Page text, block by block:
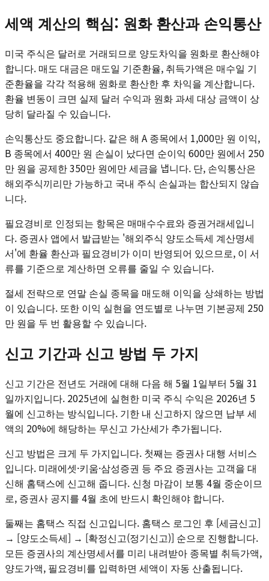
세액 계산의 핵심: 원화 환산과 손익통산
미국 주식은 달러로 거래되므로 양도차익을 원화로 환산해야
합니다. 매도 대금은 매도일 기준환율, 취득가액은 매수일 기
준환율을 각각 적용해 원화로 환산한 후 차익을 계산합니다.
환율 변동이 크면 실제 달러 수익과 원화 과세 대상 금액이 상
당히 달라질 수 있습니다.
손익통산도 중요합니다. 같은 해 A 종목에서 1,000만 원 이익,
B 종목에서 400만 원 손실이 났다면 순이익 600만 원에서 250
만 원을 공제한 350만 원에만 세금을 냅니다. 단, 손익통산은
해외주식끼리만 가능하고 국내 주식 손실과는 합산되지 않습
니다.
필요경비로 인정되는 항목은 매매수수료와 증권거래세입니
다. 증권사 앱에서 발급받는 '해외주식 양도소득세 계산명세
서'에 환율 환산과 필요경비가 이미 반영되어 있으므로, 이 서
류를 기준으로 계산하면 오류를 줄일 수 있습니다.
절세 전략으로 연말 손실 종목을 매도해 이익을 상쇄하는 방법
이 있습니다. 또한 이익 실현을 연도별로 나누면 기본공제 250
만 원을 두 번 활용할 수 있습니다.
신고 기간과 신고 방법 두 가지
신고 기간은 전년도 거래에 대해 다음 해 5월 1일부터 5월 31
일까지입니다. 2025년에 실현한 미국 주식 수익은 2026년 5
월에 신고하는 방식입니다. 기한 내 신고하지 않으면 납부 세
액의 20%에 해당하는 무신고 가산세가 추가됩니다.
신고 방법은 크게 두 가지입니다. 첫째는 증권사 대행 서비스
입니다. 미래에셋·키움·삼성증권 등 주요 증권사는 고객을 대
신해 홈택스에 신고해 줍니다. 신청 마감이 보통 4월 중순이므
로, 증권사 공지를 4월 초에 반드시 확인해야 합니다.
둘째는 홈택스 직접 신고입니다. 홈택스 로그인 후 [세금신고]
→ [양도소득세] → [확정신고(정기신고)] 순으로 진행합니다.
모든 증권사의 계산명세서를 미리 내려받아 종목별 취득가액,
양도가액, 필요경비를 입력하면 세액이 자동 산출됩니다.